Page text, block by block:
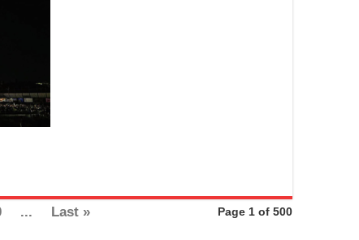
Page 1 of 500
... Last »